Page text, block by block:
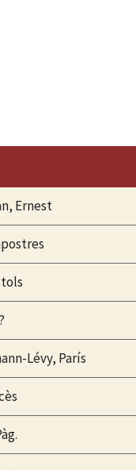
Ernest
Lévy, París